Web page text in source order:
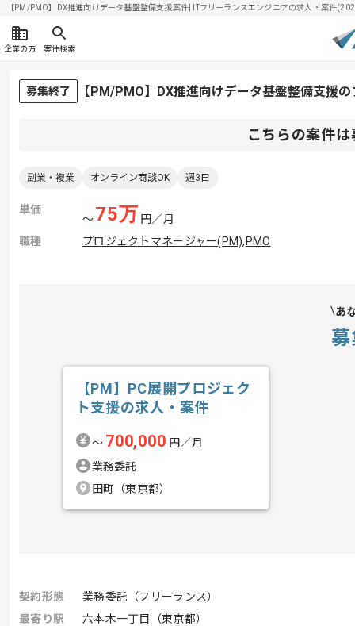
【PM/PMO】DX推進向けデータ基盤整備支援案件| ITフリーランスエンジニアの求人・案件
企業の方 案件検索
募集終了 【PM/PMO】DX推進向けデータ基盤整備支援
こちらの案件
副業・複業 オンライン商談OK 週3日
単価
〜75万 円／月
職種
プロジェクトマネージャー(PM), PMO
あ
【PM】PC展開プロジェク
ト支援の求人・案件
〜 700,000 円／月
業務委託
田町（東京都）
契約形態
業務委託（フリーランス）
最寄り駅
六本木一丁目（東京都）